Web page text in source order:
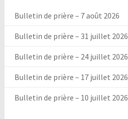
Bulletin de prière – 7 août 2026
Bulletin de prière – 31 juillet 2026
Bulletin de prière – 24 juillet 2026
Bulletin de prière – 17 juillet 2026
Bulletin de prière – 10 juillet 2026